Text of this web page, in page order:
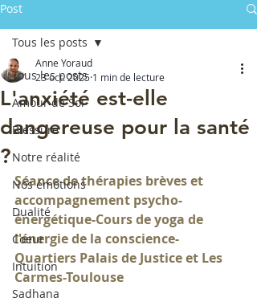
Post
Tous les posts
Amour de Soi
Blessure
Notre réalité
Nos émotions
Dualité
Coeur
Intuition
Sadhana
Tous les posts
L'anxiété est-elle
dangereuse pour la santé
?
Anne Yoraud
23 oct. 2025 1 min de lecture
Séance de thérapies brèves et
accompagnement psycho-
énergétique-Cours de yoga de
l'énergie de la conscience-
Quartiers Palais de Justice et Les
Carmes-Toulouse